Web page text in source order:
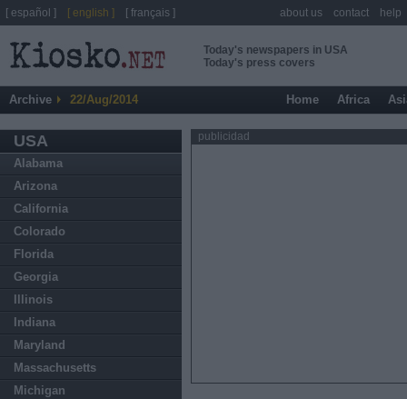
Today's newspapers in USA
Today's press covers
Archive 22/Aug/2014 Home Africa
USA
Alabama
Arizona
California
Colorado
Florida
Georgia
Illinois
Indiana
Maryland
Massachusetts
Michigan
publicidad
[ español ] [ english ] [ français ] about us contact help